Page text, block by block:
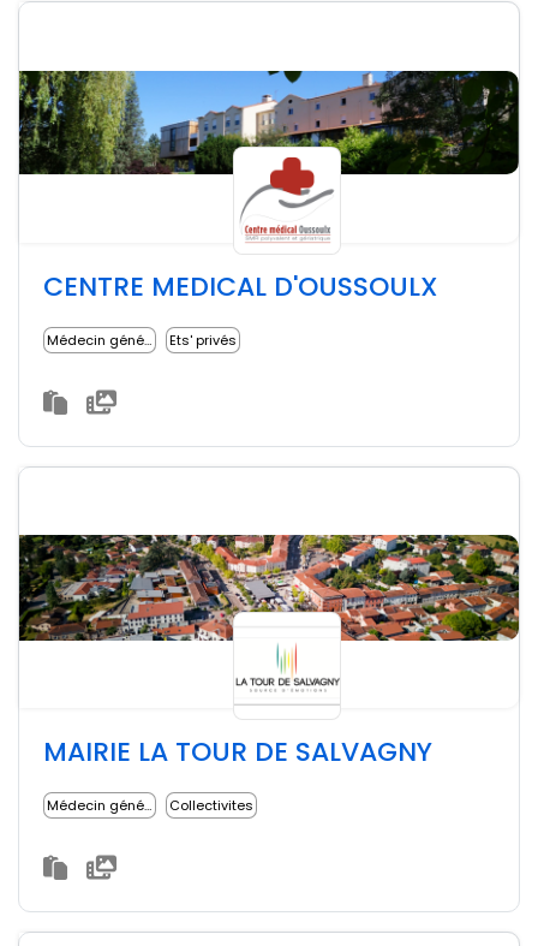
CENTRE MEDICAL D'OUSSOULX
Médecin généraliste Ets' privés
MAIRIE LA TOUR DE SALVAGNY
Médecin généraliste Collectivites